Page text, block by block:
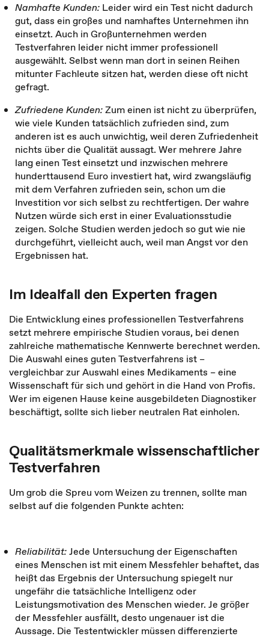
Namhafte Kunden: Leider wird ein Test nicht dadurch
gut, dass ein großes und namhaftes Unternehmen ihn
einsetzt. Auch in Großunternehmen werden
Testverfahren leider nicht immer professionell
ausgewählt. Selbst wenn man dort in seinen Reihen
mitunter Fachleute sitzen hat, werden diese oft nicht
gefragt.
Zufriedene Kunden:Zum einen ist nicht zu überprüfen,
wie viele Kunden tatsächlich zufrieden sind, zum
anderen ist es auch unwichtig, weil deren Zufriedenheit
nichts über die Qualität aussagt. Wer mehrere Jahre
lang einen Test einsetzt und inzwischen mehrere
hunderttausend Euro investiert hat, wird zwangsläufig
mit dem Verfahren zufrieden sein, schon um die
Investition vor sich selbst zu rechtfertigen. Der wahre
Nutzen würde sich erst in einer Evaluationsstudie
zeigen. Solche Studien werden jedoch so gut wie nie
durchgeführt, vielleicht auch, weil man Angst vor den
Ergebnissen hat.
Im Idealfall den Experten fragen
Die Entwicklung eines professionellen Testverfahrens
setzt mehrere empirische Studien voraus, bei denen
zahlreiche mathematische Kennwerte berechnet werden.
Die Auswahl eines guten Testverfahrens ist –
vergleichbar zur Auswahl eines Medikaments – eine
Wissenschaft für sich und gehört in die Hand von Profis.
Wer im eigenen Hause keine ausgebildeten Diagnostiker
beschäftigt, sollte sich lieber neutralen Rat einholen.
Qualitätsmerkmale wissenschaftlicher
Testverfahren
Um grob die Spreu vom Weizen zu trennen, sollte man
selbst auf die folgenden Punkte achten:
Reliabilität:Jede Untersuchung der Eigenschaften
eines Menschen ist mit einem Messfehler behaftet, das
heißt das Ergebnis der Untersuchung spiegelt nur
ungefähr die tatsächliche Intelligenz oder
Leistungsmotivation des Menschen wieder. Je größer
der Messfehler ausfällt, desto ungenauer ist die
Aussage. Die Testentwickler müssen differenzierte